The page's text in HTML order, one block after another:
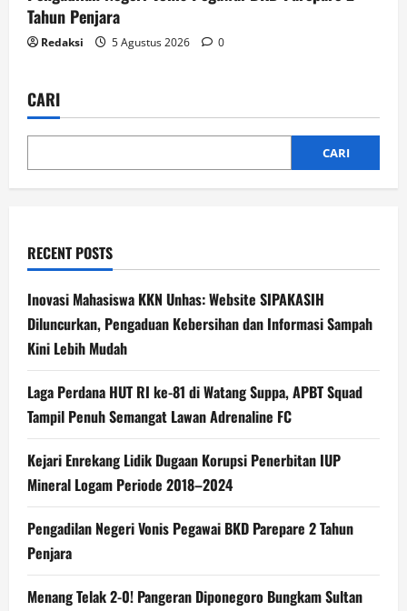
Tahun Penjara
Redaksi 5 Agustus 2026 0
CARI
CARI
RECENT POSTS
Inovasi Mahasiswa KKN Unhas: Website SIPAKASIH
Diluncurkan, Pengaduan Kebersihan dan Informasi Sampah
Kini Lebih Mudah
Laga Perdana HUT RI ke-81 di Watang Suppa, APBT Squad
Tampil Penuh Semangat Lawan Adrenaline FC
Kejari Enrekang Lidik Dugaan Korupsi Penerbitan IUP
Mineral Logam Periode 2018–2024
Pengadilan Negeri Vonis Pegawai BKD Parepare 2 Tahun
Penjara
Menang Telak 2-0! Pangeran Diponegoro Bungkam Sultan